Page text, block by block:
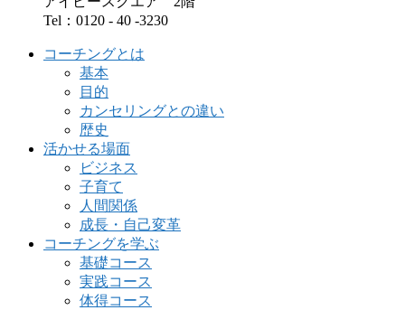
Tel：0120 - 40 -3230
コーチングとは
基本
目的
カンセリングとの違い
歴史
活かせる場面
ビジネス
子育て
人間関係
成長・自己変革
コーチングを学ぶ
基礎コース
実践コース
体得コース